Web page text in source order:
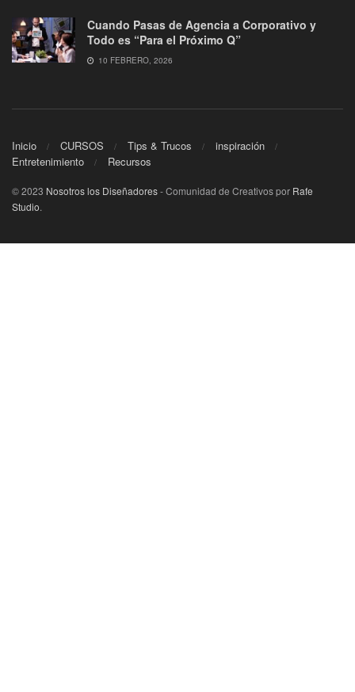
Cuando Pasas de Agencia a Corporativo y
Todo es “Para el Próximo Q”
10 FEBRERO, 2026
Inicio CURSOS Tips & Trucos
inspiración
Entretenimiento
Recursos
© 2023 Nosotros los Diseñadores- Comunidad de Creativos por Rafe
Studio.